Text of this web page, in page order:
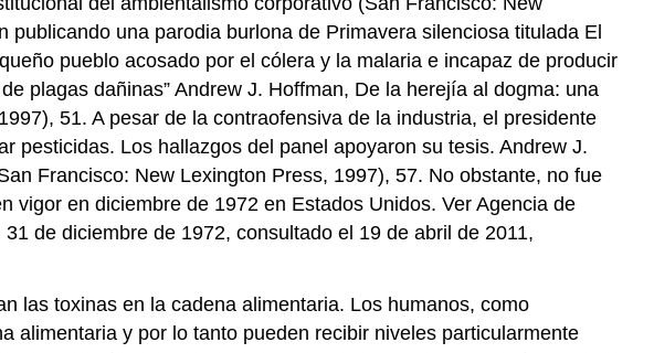
una parodia burlona de Primavera silenciosa titulada El
pueblo acosado por el cólera y la malaria e incapaz de producir
plagas dañinas” Andrew J. Hoffman, De la herejía al dogma: una
51. A pesar de la contraofensiva de la industria, el presidente
pesticidas. Los hallazgos del panel apoyaron su tesis. Andrew J.
Francisco: New Lexington Press, 1997), 57. No obstante, no fue
vigor en diciembre de 1972 en Estados Unidos. Ver Agencia de
de diciembre de 1972, consultado el 19 de abril de 2011,
las toxinas en la cadena alimentaria. Los humanos, como
alimentaria y por lo tanto pueden recibir niveles particularmente